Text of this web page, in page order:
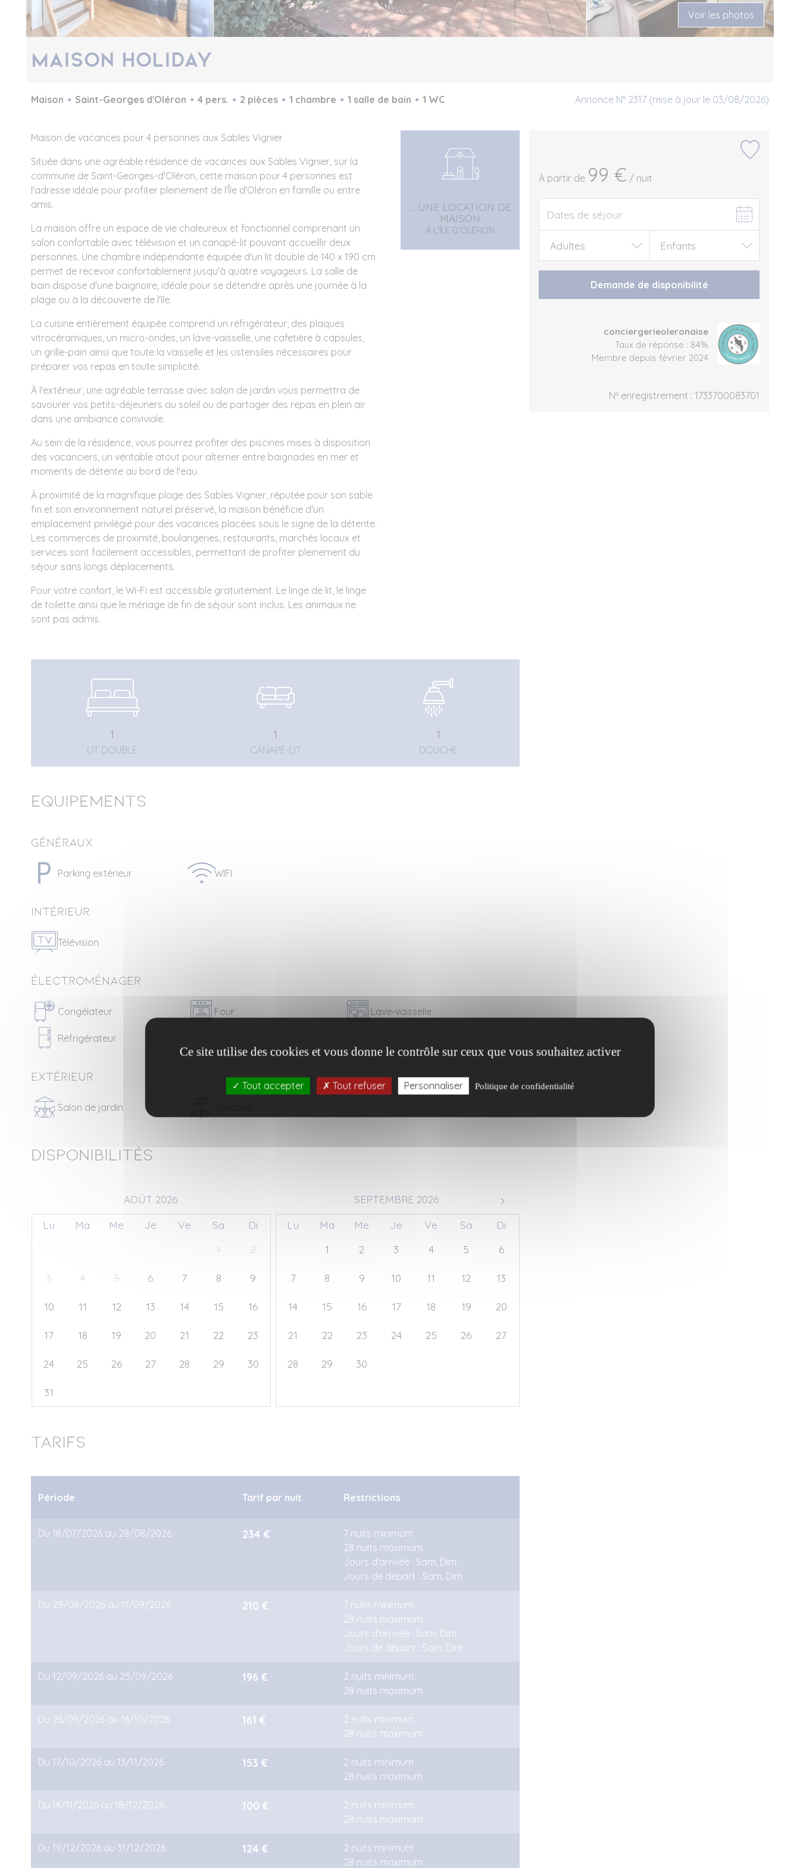
Voir les photos
Maison Holiday
Maison Saint-Georges d'Oléron 4 pers. 2 pièces 1 chambre 1 salle de bain 1 WC Annonce N° 2317 (mise à jour le 03/08/2026)
À partir de 99 € / nuit
Demande de disponibilité
conciergerieoleronaise
Taux de réponse : 84%
Membre depuis février 2024
Nº enregistrement : 1733700083701
Maison de vacances pour 4 personnes aux Sables Vignier
Située dans une agréable résidence de vacances aux Sables Vignier, sur la
commune de Saint-Georges-d'Oléron, cette maison pour 4 personnes est
l'adresse idéale pour profiter pleinement de l'Île d'Oléron en famille ou entre
amis.
La maison offre un espace de vie chaleureux et fonctionnel comprenant un
salon confortable avec télévision et un canapé-lit pouvant accueillir deux
personnes. Une chambre indépendante équipée d'un lit double de 140 x 190 cm
permet de recevoir confortablement jusqu'à quatre voyageurs. La salle de
bain dispose d'une baignoire, idéale pour se détendre après une journée à la
plage ou à la découverte de l'île.
La cuisine entièrement équipée comprend un réfrigérateur, des plaques
vitrocéramiques, un micro-ondes, un lave-vaisselle, une cafetière à capsules,
un grille-pain ainsi que toute la vaisselle et les ustensiles nécessaires pour
préparer vos repas en toute simplicité.
À l'extérieur, une agréable terrasse avec salon de jardin vous permettra de
savourer vos petits-déjeuners au soleil ou de partager des repas en plein air
dans une ambiance conviviale.
Au sein de la résidence, vous pourrez profiter des piscines mises à disposition
des vacanciers, un véritable atout pour alterner entre baignades en mer et
moments de détente au bord de l'eau.
À proximité de la magnifique plage des Sables Vignier, réputée pour son sable
fin et son environnement naturel préservé, la maison bénéficie d'un
emplacement privilégié pour des vacances placées sous le signe de la détente.
Les commerces de proximité, boulangeries, restaurants, marchés locaux et
services sont facilement accessibles, permettant de profiter pleinement du
séjour sans longs déplacements.
Pour votre confort, le Wi-Fi est accessible gratuitement. Le linge de lit, le linge
de toilette ainsi que le ménage de fin de séjour sont inclus. Les animaux ne
sont pas admis.
... UNE LOCATION DE
MAISON
À L'ÎLE D'OLÉRON
1
LIT DOUBLE
1
CANAPÉ-LIT
1
DOUCHE
Equipements
Généraux
Parking extérieur WIFI
Intérieur
Télévision
Électroménager
Congélateur Four Lave-vaisselle
Réfrigérateur
Extérieur
Salon de jardin
Disponibilités
AOÛT 2026
Lu Ma Me Je Ve Sa
Di
1 2
3 4 5 6 7 8 9
10 11 12 13 14 15 16
17 18 19 20 21 22 23
24 25 26 27 28 29 30
31
SEPTEMBRE 2026
Lu Ma Me Je Ve Sa
Di
1 2 3 4 5 6
7 8 9 10 11 12 13
14 15 16 17 18 19 20
21 22 23 24 25 26 27
28 29 30
Tarifs
Période Tarif par nuit Restrictions
Du 18/07/2026 au 28/08/2026 234 €
7 nuits minimum
28 nuits maximum
Jours d'arrivée : Sam, Dim
Jours de départ : Sam, Dim
Du 29/08/2026 au 11/09/2026 210 €
7 nuits minimum
28 nuits maximum
Jours d'arrivée : Sam, Dim
Jours de départ : Sam, Dim
Du 12/09/2026 au 25/09/2026 196 €
2 nuits minimum
28 nuits maximum
Du 26/09/2026 au 16/10/2026 161 €
2 nuits minimum
28 nuits maximum
Du 17/10/2026 au 13/11/2026 153 €
2 nuits minimum
28 nuits maximum
Du 14/11/2026 au 18/12/2026 100 €
2 nuits minimum
28 nuits maximum
Du 19/12/2026 au 31/12/2026 124 €
2 nuits minimum
28 nuits maximum
Ce site utilise des cookies et vous donne le contrôle sur ceux que vous souhaitez activer
Tout accepter Tout refuser Personnaliser Politique de confidentialité